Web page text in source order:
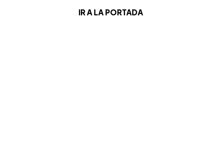
IR A LA PORTADA